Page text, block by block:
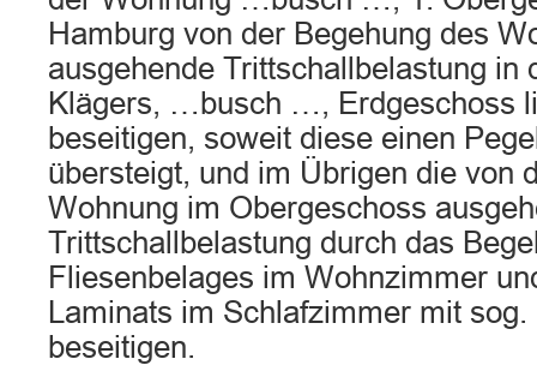
Hamburg von der Begehung des
ausgehende Trittschallbelastung in
Klägers, …busch …, Erdgeschoss
beseitigen, soweit diese einen
übersteigt, und im Übrigen die von
Wohnung im Obergeschoss
Trittschallbelastung durch das
Fliesenbelages im Wohnzimmer
Laminats im Schlafzimmer mit
beseitigen.